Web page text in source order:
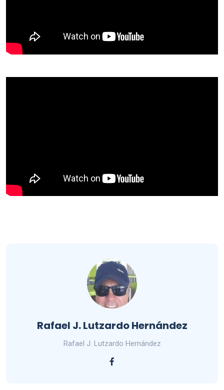
Rafael J. Lutzardo Hernández
Rafael J. Lutzardo Hernández